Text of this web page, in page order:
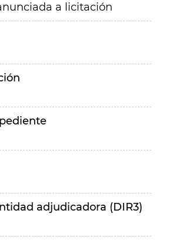
a licitación
adjudicadora (DIR3)